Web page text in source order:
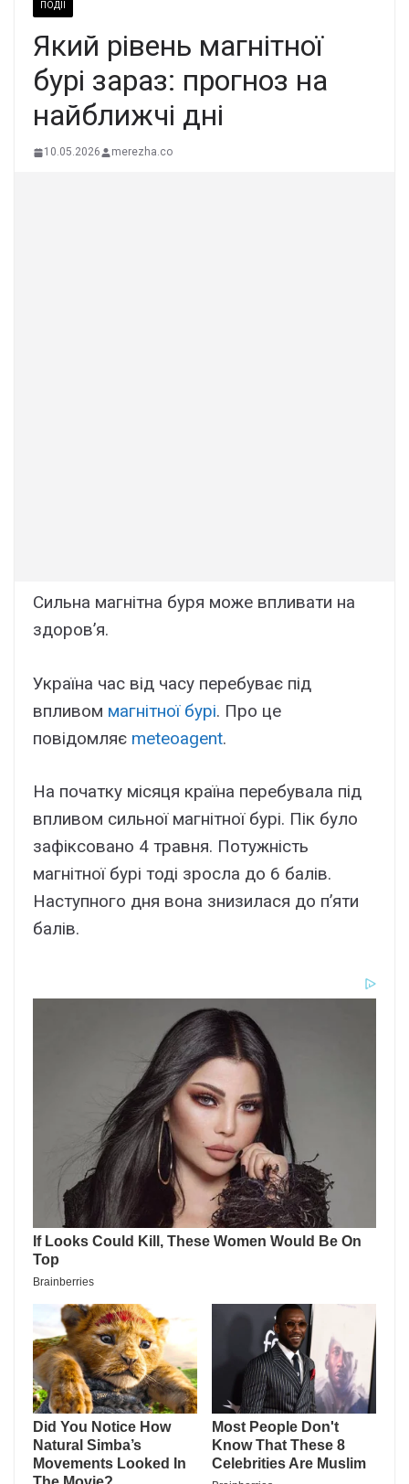
ПОДІЇ
Який рівень магнітної
бурі зараз: прогноз на
найближчі дні
10.05.2026 merezha.co
Сильна магнітна буря може впливати на
здоров’я.
Україна час від часу перебуває під
впливом магнітної бурі. Про це
повідомляє meteoagent.
На початку місяця країна перебувала під
впливом сильної магнітної бурі. Пік було
зафіксовано 4 травня. Потужність
магнітної бурі тоді зросла до 6 балів.
Наступного дня вона знизилася до п’яти
балів.